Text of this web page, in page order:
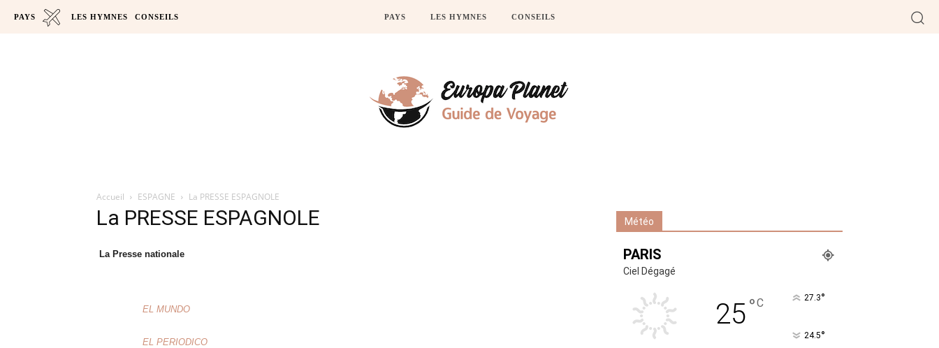
PAYS LES HYMNES CONSEILS PAYS LES HYMNES CONSEILS
Accueil ESPAGNE La PRESSE ESPAGNOLE
La PRESSE ESPAGNOLE
La Presse nationale
EL MUNDO
EL PERIODICO
Météo
PARIS
Ciel Dégagé
25°C 27.3°
24.5°